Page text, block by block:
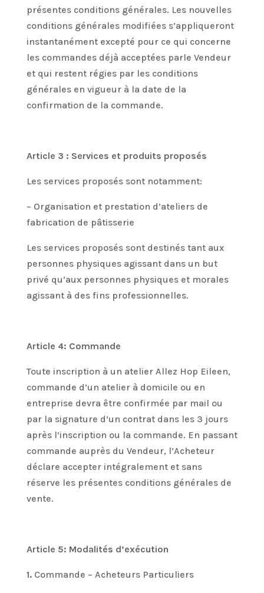
présentes conditions générales. Les nouvelles
conditions générales modifiées s’appliqueront
instantanément excepté pour ce qui concerne
les commandes déjà acceptées parle Vendeur
et qui restent régies par les conditions
générales en vigueur à la date de la
confirmation de la commande.
Article 3 : Services et produits proposés
Les services proposés sont notamment:
– Organisation et prestation d’ateliers de
fabrication de pâtisserie
Les services proposés sont destinés tant aux
personnes physiques agissant dans un but
privé qu’aux personnes physiques et morales
agissant à des fins professionnelles.
Article 4: Commande
Toute inscription à un atelier Allez Hop Eileen,
commande d’un atelier à domicile ou en
entreprise devra être confirmée par mail ou
par la signature d’un contrat dans les 3 jours
après l’inscription ou la commande. En passant
commande auprès du Vendeur, l’Acheteur
déclare accepter intégralement et sans
réserve les présentes conditions générales de
vente.
Article 5: Modalités d’exécution
1.Commande – Acheteurs Particuliers